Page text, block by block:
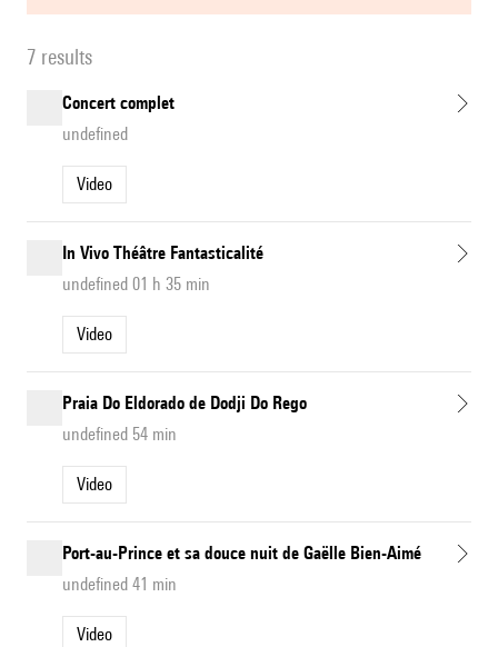
7 results
Concert complet
undefined
Video
In Vivo Théâtre Fantasticalité
undefined 01 h 35 min
Video
Praia Do Eldorado de Dodji Do Rego
undefined 54 min
Video
Port-au-Prince et sa douce nuit de Gaëlle Bien-Aimé
undefined 41 min
Video